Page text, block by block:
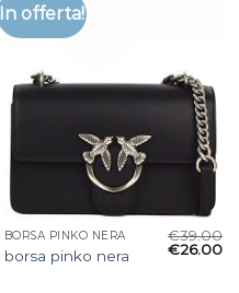
In offerta!
BORSA PINKO NERA
borsa pinko nera
€39.00
€26.00